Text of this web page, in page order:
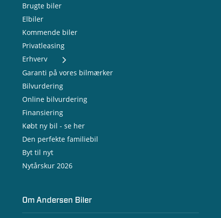
Brugte biler
Elbiler
Kommende biler
Privatleasing
Erhverv
- Nye varebiler
- Brugte varebiler
- Erhvervsleasing
- Testkørsel
- Serviceaftale
- Opladning
Garanti på vores bilmærker
Bilvurdering
Online bilvurdering
Finansiering
Købt ny bil - se her
Den perfekte familiebil
Byt til nyt
Nytårskur 2026
Om Andersen Biler